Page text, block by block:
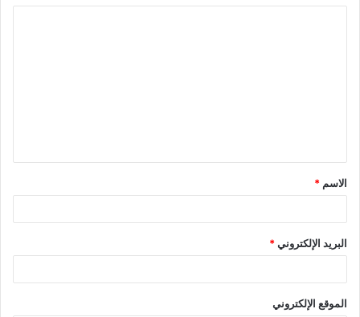
ق
*
الاسم *
البريد الإلكتروني*
الموقع الإلكتروني